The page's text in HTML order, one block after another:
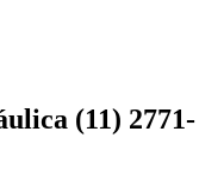
(11) 2771-